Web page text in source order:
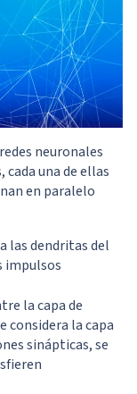
neuronales
una de ellas
en paralelo
las dendritas del
impulsos
la capa de
considera la capa
sinápticas, se